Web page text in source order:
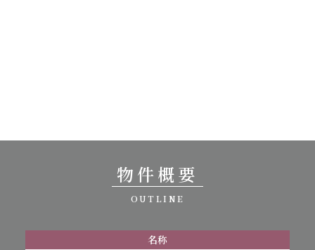
物件概要
OUTLINE
名称